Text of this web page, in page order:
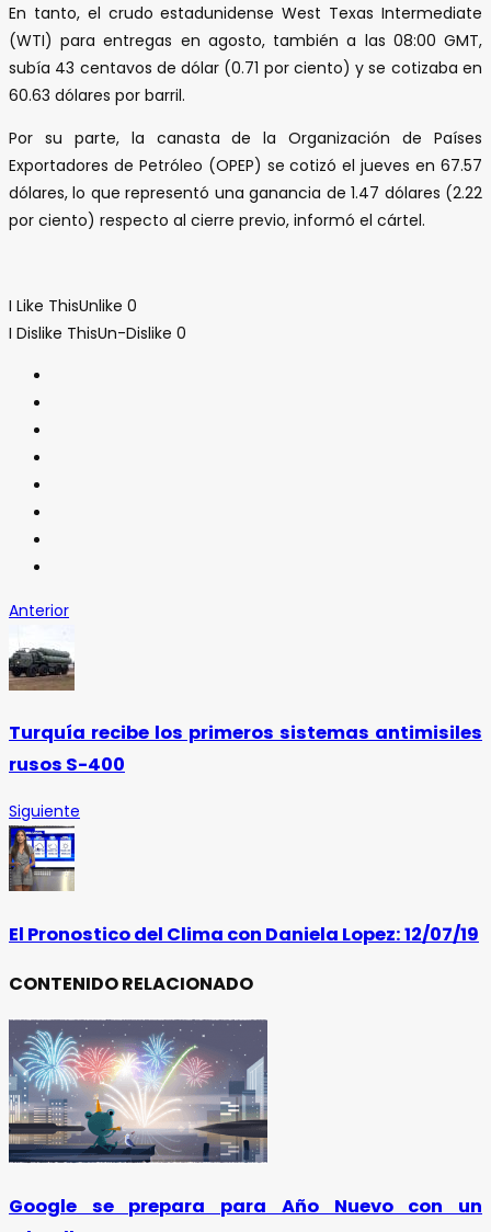
En tanto, el crudo estadunidense West Texas Intermediate
(WTI) para entregas en agosto, también a las 08:00 GMT,
subía 43 centavos de dólar (0.71 por ciento) y se cotizaba en
60.63 dólares por barril.
Por su parte, la canasta de la Organización de Países
Exportadores de Petróleo (OPEP) se cotizó el jueves en 67.57
dólares, lo que representó una ganancia de 1.47 dólares (2.22
por ciento) respecto al cierre previo, informó el cártel.
I Like ThisUnlike 0
I Dislike ThisUn-Dislike 0
Anterior
Turquía recibe los primeros sistemas antimisiles
rusos S-400
Siguiente
El Pronostico del Clima con Daniela Lopez: 12/07/19
CONTENIDO RELACIONADO
Google se prepara para Año Nuevo con un